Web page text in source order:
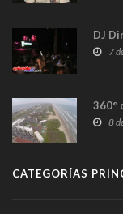
DJ
7
360°
8
CATEGORÍAS